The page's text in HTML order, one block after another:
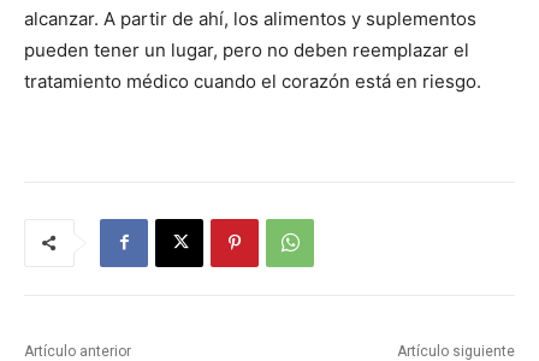
alcanzar. A partir de ahí, los alimentos y suplementos
pueden tener un lugar, pero no deben reemplazar el
tratamiento médico cuando el corazón está en riesgo.
Artículo anterior Artículo siguiente